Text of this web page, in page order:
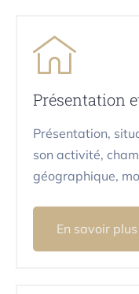
Présentation
Présentation,
son activité,
géographique,
En savoir plus